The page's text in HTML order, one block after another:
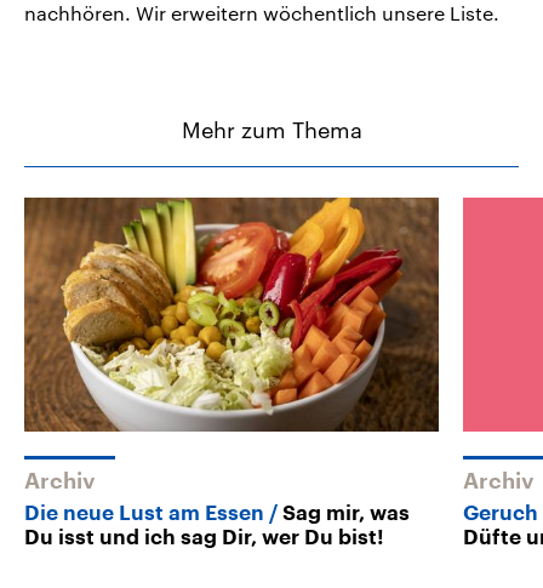
nachhören. Wir erweitern wöchentlich unsere Liste.
Mehr zum Thema
Archiv
Die neue Lust am Essen
Sag mir, was
Du isst und ich sag Dir, wer Du bist!
Archiv
Düfte